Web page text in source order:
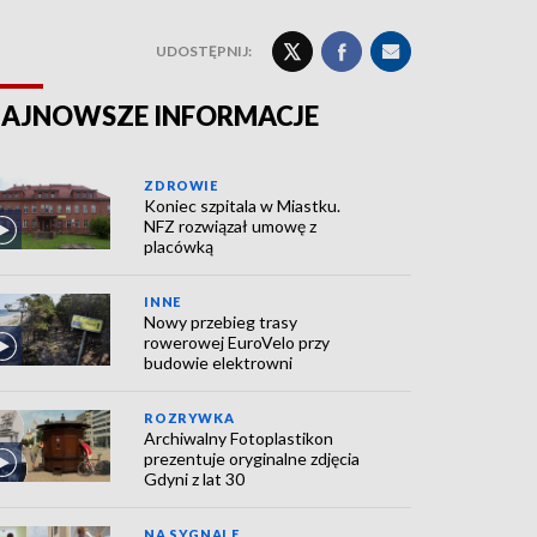
UDOSTĘPNIJ:
INFORMACJE
ZDROWIE
Koniec szpitala w Miastku.
NFZ rozwiązał umowę z
placówką
INNE
Nowy przebieg trasy
rowerowej EuroVelo przy
budowie elektrowni
ROZRYWKA
Archiwalny Fotoplastikon
prezentuje oryginalne zdjęcia
Gdyni z lat 30